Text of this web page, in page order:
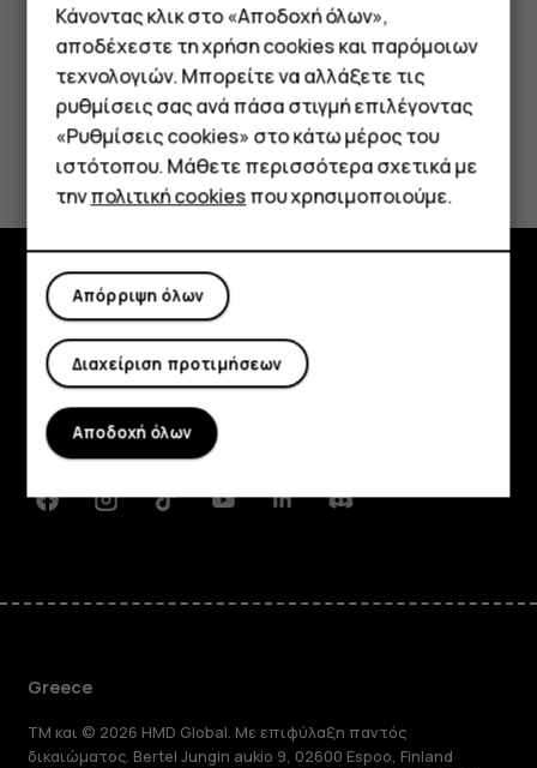
Smartphone
Τηλέφωνα απλής χρήσης
Tablet
Το βρήκατε χρήσιμο;
Ναι Όχι
Εξερευνήστε
Πληροφορίες
Planet and people
Υποστήριξη
FacebookInstagramTiktokYoutubeLinkedinDiscord
Greece
TM και © 2026 HMD Global. Με επιφύλαξη παντός
δικαιώματος. Bertel Jungin aukio 9, 02600 Espoo, Finland
Κάνοντας κλικ στο «Αποδοχή όλων»,
αποδέχεστε τη χρήση cookies και παρόμοιων
τεχνολογιών. Μπορείτε να αλλάξετε τις
ρυθμίσεις σας ανά πάσα στιγμή επιλέγοντας
«Ρυθμίσεις cookies» στο κάτω μέρος του
ιστότοπου. Μάθετε περισσότερα σχετικά με
τηνπολιτική cookiesπου χρησιμοποιούμε.
Απόρριψη όλων
Διαχείριση προτιμήσεων
Αποδοχή όλων